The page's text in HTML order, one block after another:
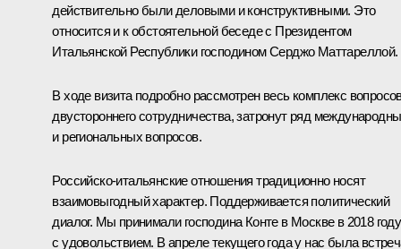
действительно были деловыми и конструктивными. Это
относится и к обстоятельной беседе с Президентом
Итальянской Республики господином Серджо Маттареллой.
В ходе визита подробно рассмотрен весь комплекс
двустороннего сотрудничества, затронут ряд
и региональных вопросов.
Российско-итальянские отношения традиционно носят
взаимовыгодный характер. Поддерживается политический
диалог. Мы принимали господина Конте в Москве в 2018 году
с удовольствием. В апреле текущего года у нас была